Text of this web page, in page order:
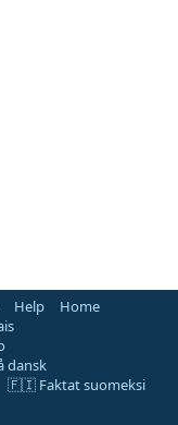
Help
Home
dansk
🇫🇮 Faktat suomeksi